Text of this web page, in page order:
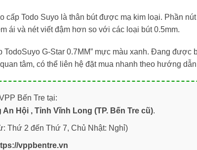
cấp Todo Suyo là thân bút được mạ kim loại. Phần
ái và nét viết đậm hơn so với các loại bút 0.5mm.
TodoSuyo G-Star 0.7MM” mực màu xanh. Đang
tâm, có thể liên hệ đặt mua nhanh theo hướng
Bến Tre tại:
Hội , Tỉnh Vĩnh Long (TP. Bến Tre cũ).
Thứ 2 đến Thứ 7, Chủ Nhật: Nghỉ)
vppbentre.vn